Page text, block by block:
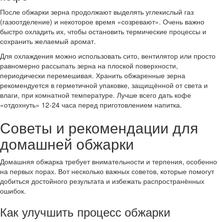
После обжарки зерна продолжают выделять углекислый газ
(газоотделение) и некоторое время «созревают». Очень важно
быстро охладить их, чтобы остановить термические процессы и
сохранить желаемый аромат.
Для охлаждения можно использовать сито, вентилятор или просто
равномерно рассыпать зерна на плоской поверхности,
периодически перемешивая. Хранить обжаренные зерна
рекомендуется в герметичной упаковке, защищённой от света и
влаги, при комнатной температуре. Лучше всего дать кофе
«отдохнуть» 12-24 часа перед приготовлением напитка.
Советы и рекомендации для
домашней обжарки
Домашняя обжарка требует внимательности и терпения, особенно
на первых порах. Вот несколько важных советов, которые помогут
добиться достойного результата и избежать распространённых
ошибок.
Как улучшить процесс обжарки